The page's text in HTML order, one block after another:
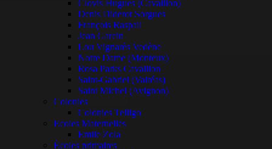
Clovis Hugues (Cavaillon)
Denis Diderot Sorgues
François Raspail
Jean Garcin
Lou Vignarès Vedène
Notre Dame (Monteux)
Rosa Parks Cavaillon
Saint-Gabriel (Valréas)
Saint Michel (Avignon)
Colonies
Colonies Telligo
Ecoles Maternelles
Emile Zola
Écoles primaires